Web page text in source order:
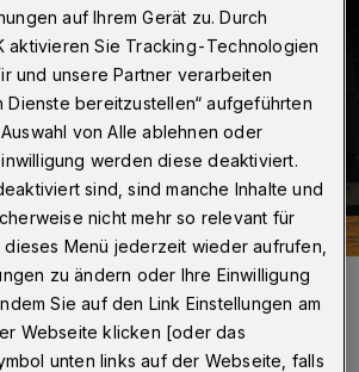
und Stefan Walz (von links) sind die drei
Stück einen gewissen Zusammenhalt
auf Ihrem Gerät zu. Durch
aktivieren Sie Tracking-Technologien
und unsere Partner verarbeiten
Dienste bereitzustellen“ aufgeführten
von Alle ablehnen oder
werden diese deaktiviert.
sind, sind manche Inhalte und
nicht mehr so relevant für
dieses Menü jederzeit wieder aufrufen,
zu ändern oder Ihre Einwilligung
Sie auf den Link Einstellungen am
Webseite klicken [oder das
unten links auf der Webseite, falls